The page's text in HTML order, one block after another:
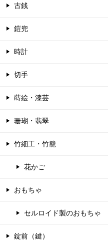
古銭
鎧兜
時計
切手
蒔絵・漆芸
珊瑚・翡翠
竹細工・竹籠
花かご
おもちゃ
セルロイド製のおもちゃ
錠前（鍵）